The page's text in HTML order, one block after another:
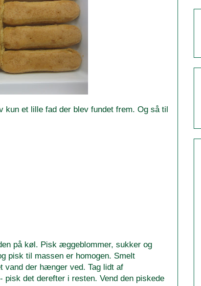
kun et lille fad der blev fundet frem. Og så til
på køl. Pisk æggeblommer, sukker og
pisk til massen er homogen. Smelt
vand der hænger ved. Tag lidt af
det derefter i resten. Vend den piskede